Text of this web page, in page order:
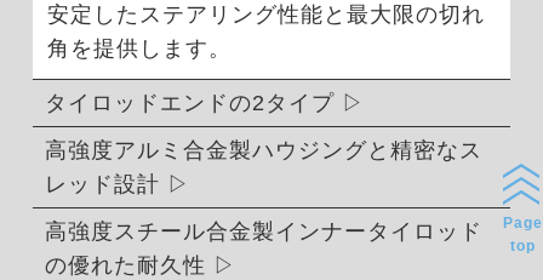
安定したステアリング性能と最大限の切れ
角を提供します。
タイロッドエンドの2タイプ
高強度アルミ合金製ハウジングと精密なス
レッド設計
高強度スチール合金製インナータイロッド
の優れた耐久性
Page
top